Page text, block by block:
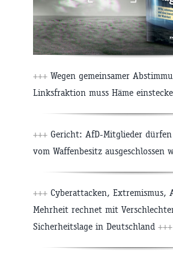
+++ Wegen gemeinsamer
Linksfraktion muss Häme
+++ Gericht: AfD-Mitglieder
vom Waffenbesitz ausgeschlossen
+++ Cyberattacken, Extremismus,
Mehrheit rechnet mit
Sicherheitslage in Deutschland +++